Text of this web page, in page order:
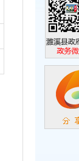
濉溪县政
政务微信